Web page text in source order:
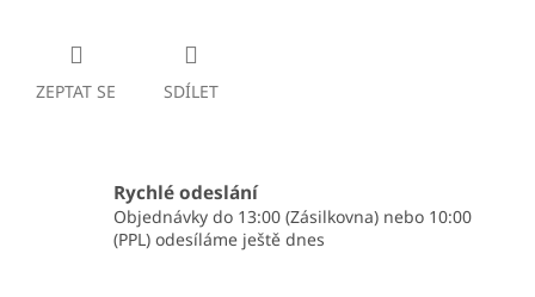
ZEPTAT SE SDÍLET
Rychlé odeslání
Objednávky do 13:00 (Zásilkovna) nebo 10:00
(PPL) odesíláme ještě dnes